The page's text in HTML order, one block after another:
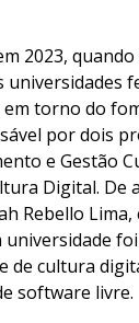
2023,
universidades
em torno do
por dois
e Gestão
Digital. De
Rebello
universidade
de cultura
software livre.